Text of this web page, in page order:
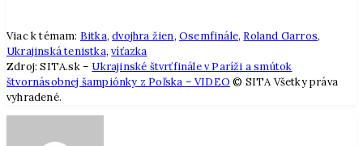
Viac k témam: Bitka,dvojhra žien,Osemfinále, Roland Garros,
Ukrajinská tenistka,víťazka
Zdroj: SITA.sk – Ukrajinské štvrťfinále v Paríži a smútok
štvornásobnej šampiónky z Poľska – VIDEO © SITA Všetky práva
vyhradené.